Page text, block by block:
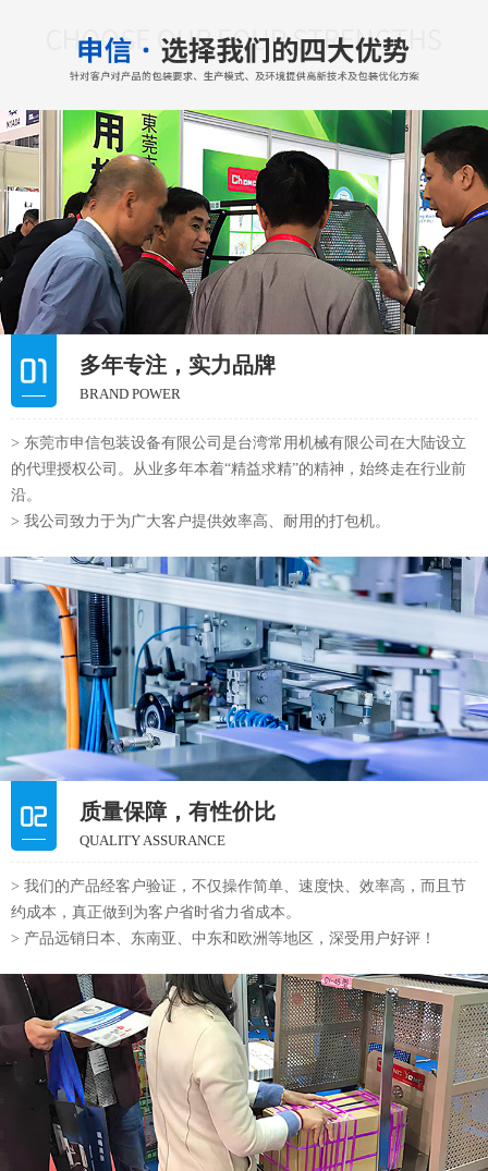
多年专注，实力品牌
BRAND POWER
> 东莞市申信包装设备有限公司是台湾常用机械有限公司在大陆设立
的代理授权公司。从业多年本着“精益求精”的精神，始终走在行业前
沿。
> 我公司致力于为广大客户提供效率高、耐用的打包机。
质量保障，有性价比
QUALITY ASSURANCE
> 我们的产品经客户验证，不仅操作简单、速度快、效率高，而且节
约成本，真正做到为客户省时省力省成本。
> 产品远销日本、东南亚、中东和欧洲等地区，深受用户好评！